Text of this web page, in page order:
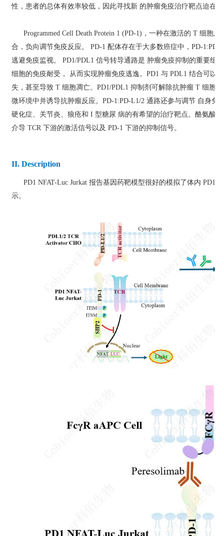
性，患者的总体有效率较低，因此寻找新 的肿瘤免疫治疗靶点迫在
Programmed Cell Death Protein 1 (PD-1)，一种在激活的 T 细胞
合，负向调节免疫反应。 PD-1 配体存在于大多数癌症中，PD-
逃避免疫监视。 PD1/PDL1 信号转导通路是 肿瘤免疫抑制的重要组
细胞的免疫耐受， 从而实现肿瘤免疫逃逸。PD1 与 PDL1 结合可以
失，甚至导致 T 细胞凋亡。PD1/PDL1 抑制剂可解除抗肿瘤 T 细胞
微环境中并诱导抗肿瘤反应。PD-1:PD-L1/2 通路还参与调节 自身免
硬化症、关节炎、狼疮和 I 型糖尿 病的有希望的治疗靶点。酪氨酸
介导 TCR 下游的激活信号以及 PD-1 下游的抑制信号。
II. Description
PD1 NFAT-Luc Jurkat 报告基因药靶模型很好的模拟了体内
示。